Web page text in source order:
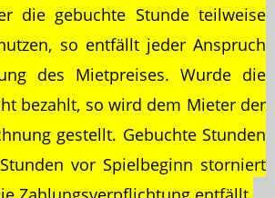
die gebuchte Stunde teilweise
so entfällt jeder Anspruch
des Mietpreises. Wurde die
bezahlt, so wird dem Mieter der
gestellt. Gebuchte Stunden
vor Spielbeginn storniert